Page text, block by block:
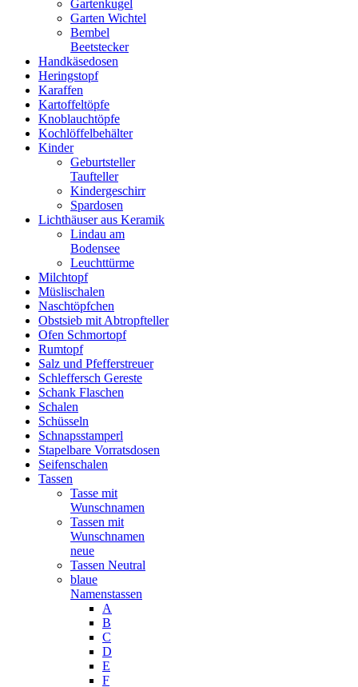
Gartenkugel
Garten Wichtel
Bembel
Beetstecker
Handkäsedosen
Heringstopf
Karaffen
Kartoffeltöpfe
Knoblauchtöpfe
Kochlöffelbehälter
Kinder
Geburtsteller
Taufteller
Kindergeschirr
Spardosen
Lichthäuser aus Keramik
Lindau am
Bodensee
Leuchttürme
Milchtopf
Müslischalen
Naschtöpfchen
Obstsieb mit Abtropfteller
Ofen Schmortopf
Rumtopf
Salz und Pfefferstreuer
Schleffersch Gereste
Schank Flaschen
Schalen
Schüsseln
Schnapsstamperl
Stapelbare Vorratsdosen
Seifenschalen
Tassen
Tasse mit
Wunschnamen
Tassen mit
Wunschnamen
neue
Tassen Neutral
blaue
Namenstassen
A
B
C
D
E
F